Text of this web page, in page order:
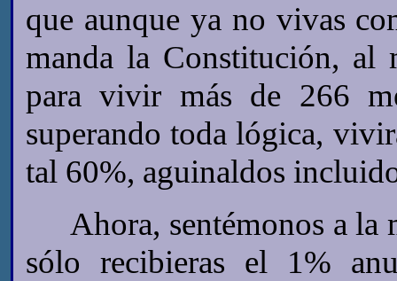
que aunque ya no vivas
manda la Constitución, al
para vivir más de 266
superando toda lógica,
tal 60%, aguinaldos
Ahora, sentémonos a la
sólo recibieras el 1%